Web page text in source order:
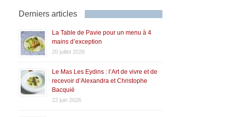
Derniers articles
La Table de Pavie pour un menu à 4
mains d’exception
20 juillet 2026
Le Mas Les Eydins : l’Art de vivre et de
recevoir d’Alexandra et Christophe
Bacquié
22 juin 2026